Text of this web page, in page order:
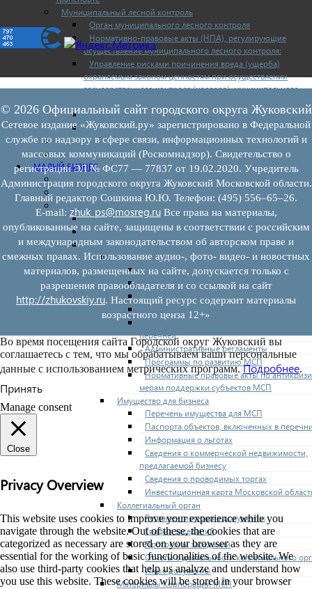
Муниципальный лесной контроль
Орган муниципального лесного контроля
Нормативно-правовые акты (НПА), регулирующие
осуществление муниципального лесного контроля:
Управление рисками причинения вреда (ущерба)
охраняемым законом ценностям при осуществлении
государственного контроля (надзора), муниципального
Программа профилактики
Доклады муниципального лесного контроля
Муниципальный контроль за ЕТО
Муниципальный контроль в сфере благоустройства
МАЛЫЙ БИЗНЕС
Новости МСП
Поддержка МСП
Поддержка МСП
Финансовая поддержка
Имущественная поддержка
Нормативно-правовые акты
Федеральное законодательство
Региональное законодательство
Порядок формирования и ведения
Порядок предоставления имущества из
Нормативные правовые акты по
перечней
Административные регламенты
Программы по развитию МСП
Нормативные правовые акты по
мерам поддержки субъектов МСП
Имущество для бизнеса
Перечень имущества для МСП
Паспорта объектов, включенных в
Информация о льготах
Сведения о коммерческой недвижимости,
предлагаемой бизнесу
Сведения о проводимых торгах
Инвестиционная карта Московской
Коллегиальный орган
Регламентирующие документы
График заседаний
Протоколы заседаний
Отчеты о деятельности коллегиального
Иные документы
Материалы Корпорации МСП
© 2026 Официальный сайт городского округа Жуковский
Сетевое издание «Жуковский.ру» зарегистрировано в Федеральной
службе по надзору в сфере связи, информационных технологий и
массовых коммуникаций (Роскомнадзор). Свидетельство о
регистрации ЭЛ № ФС77 — 77837 от 19.02.2020. Учредитель
Администрация городского округа Жуковский Московской области.
Главный редактор Сошкина Ю.Ю. Телефон: (495) 556–65–26.
E‑mail: zhuk_ps@mosreg.ruВсе права на материалы,
опубликованные на сайте, защищены в соответствии с российским
и международным законодательством об авторском праве и
смежных правах. Использование аудио-, фото- видео- и новостных
материалов, размещенных на сайте, допускается только с
разрешения правообладателя и со ссылкой на сайт
http://zhukovskiy.ru. Настоящий ресурс содержит материалы
возрастного ценза 12+»
Во время посещения сайта Городской округ Жуковский вы
соглашаетесь с тем, что мы обрабатываем ваши персональные
данные с использованием метрических программ.Подробнее.
Принять
Manage consent
Close
Privacy Overview
This website uses cookies to improve your experience while you
navigate through the website. Out of these, the cookies that are
categorized as necessary are stored on your browser as they are
essential for the working of basic functionalities of the website. We
also use third-party cookies that help us analyze and understand how
you use this website. These cookies will be stored in your browser